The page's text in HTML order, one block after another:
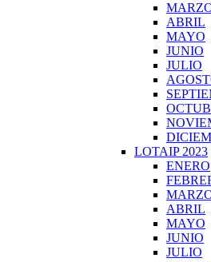
ABRIL
MAYO
JUNIO
JULIO
LOTAIP 2023
ENERO
ABRIL
MAYO
JUNIO
JULIO